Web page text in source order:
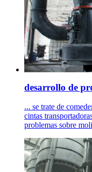
desarrollo de
... se trate de
cintas
problemas sobre